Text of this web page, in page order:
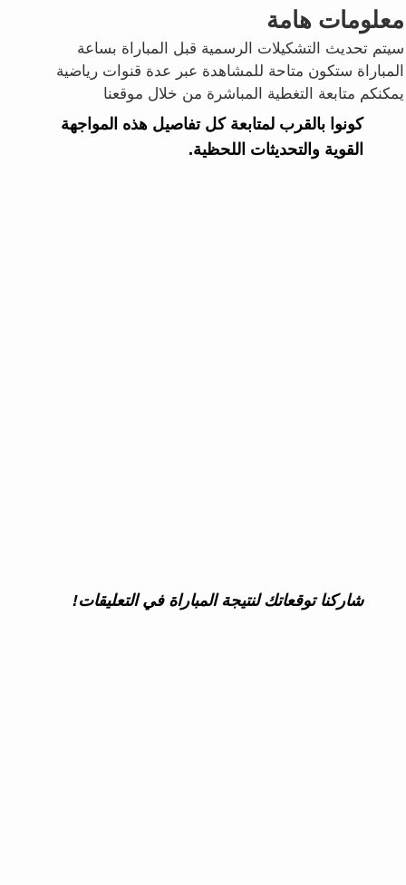
معلومات هامة
سيتم تحديث التشكيلات الرسمية قبل المباراة بساعة
المباراة ستكون متاحة للمشاهدة عبر عدة قنوات رياضية
يمكنكم متابعة التغطية المباشرة من خلال موقعنا
كونوا بالقرب لمتابعة كل تفاصيل هذه المواجهة
القوية والتحديثات اللحظية.
شاركنا توقعاتك لنتيجة المباراة في التعليقات!